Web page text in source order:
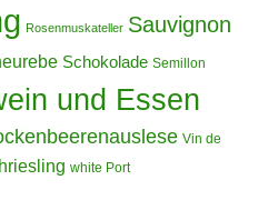
Rosenmuskateller Sauvignon
Schokolade Semillon
und Essen
Vin de
white Port